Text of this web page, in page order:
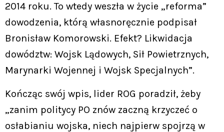
2014 roku. To wtedy weszła w życie „reforma”
dowodzenia, którą własnoręcznie podpisał
Bronisław Komorowski. Efekt? Likwidacja
dowództw: Wojsk Lądowych, Sił Powietrznych,
Marynarki Wojennej i Wojsk Specjalnych”.
Kończąc swój wpis, lider ROG poradził, żeby
„zanim politycy PO znów zaczną krzyczeć o
osłabianiu wojska, niech najpierw spojrzą w